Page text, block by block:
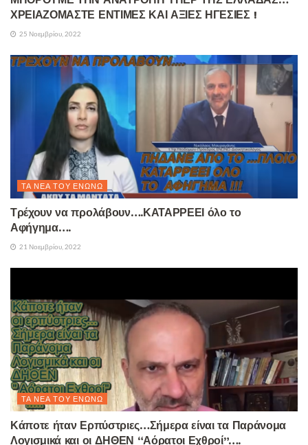
ΧΡΕΙΑΖΟΜΑΣΤΕ ΕΝΤΙΜΕΣ ΚΑΙ ΑΞΙΕΣ ΗΓΕΣΙΕΣ !
25 Νοεμβρίου, 2022
ΤΑ ΝΈΑ ΤΟΥ ΕΝΏΝΩ
Τρέχουν να προλάβουν….ΚΑΤΑΡΡΕΕΙ όλο το
Αφήγημα….
21 Νοεμβρίου, 2022
ΤΑ ΝΈΑ ΤΟΥ ΕΝΏΝΩ
Κάποτε ήταν Ερπύστριες…Σήμερα είναι τα Παράνομα
Λογισμικά και οι ΔΗΘΕΝ “Αόρατοι Εχθροί”….